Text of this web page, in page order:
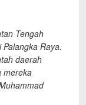
Tengah
Raya.
daerah
mereka